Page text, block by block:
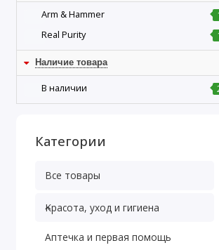
Arm & Hammer
Real Purity
Наличие товара
В наличии
Категории
Все товары
Красота, уход и гигиена
Аптечка и первая помощь